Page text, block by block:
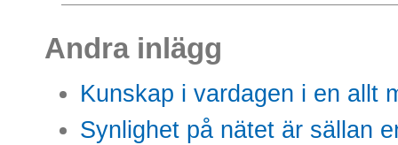
Andra inlägg
Kunskap i vardagen i en allt
Synlighet på nätet är sällan